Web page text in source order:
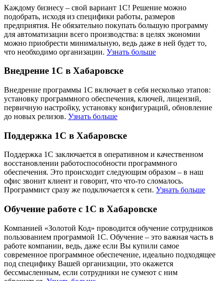
Каждому бизнесу – свой вариант 1С! Решение можно
подобрать, исходя из специфики работы, размеров
предприятия. Не обязательно покупать большую программу
для автоматизации всего производства: в целях экономии
можно приобрести минимальную, ведь даже в ней будет то,
что необходимо организации. Узнать больше
Внедрение 1С в Хабаровске
Внедрение программы 1С включает в себя несколько этапов:
установку программного обеспечения, ключей, лицензий,
первичную настройку, установку конфигураций, обновление
до новых релизов. Узнать больше
Поддержка 1С в Хабаровске
Поддержка 1С заключается в оперативном и качественном
восстановлении работоспособности программного
обеспечения. Это происходит следующим образом – в наш
офис звонит клиент и говорит, что что-то сломалось.
Программист сразу же подключается к сети. Узнать больше
Обучение работе с 1С в Хабаровске
Компанией «Золотой Код» проводится обучение сотрудников
пользованием программой 1С. Обучение – это важная часть в
работе компании, ведь, даже если Вы купили самое
современное программное обеспечение, идеально подходящее
под специфику Вашей организации, это окажется
бессмысленным, если сотрудники не сумеют с ним